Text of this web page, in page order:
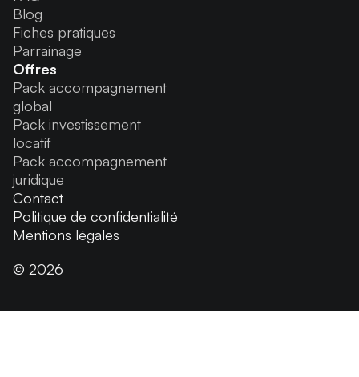
Blog
Fiches pratiques
Parrainage
Offres
Pack accompagnement
global
Pack investissement
locatif
Pack accompagnement
juridique
© 2026
Contact
Politique de confidentialité
Mentions légales